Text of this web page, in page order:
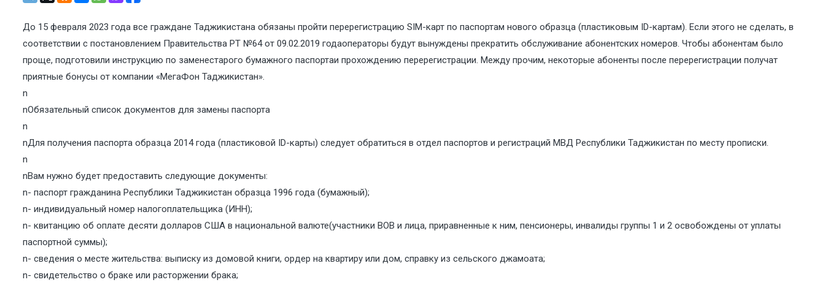
До 15 февраля 2023 года все граждане Таджикистана обязаны пройти перерегистрацию SIM-карт по паспортам нового образца (пластиковым ID-картам). Если этого не сделать, в
соответствии с постановлением Правительства РТ №64 от 09.02.2019 годаоператоры будут вынуждены прекратить обслуживание абонентских номеров. Чтобы абонентам было
проще, подготовили инструкцию по заменестарого бумажного паспортаи прохождению перерегистрации. Между прочим, некоторые абоненты после перерегистрации получат
приятные бонусы от компании «МегаФон Таджикистан».
n
nОбязательный список документов для замены паспорта
n
nДля получения паспорта образца 2014 года (пластиковой ID-карты) следует обратиться в отдел паспортов и регистраций МВД Республики Таджикистан по месту прописки.
n
nВам нужно будет предоставить следующие документы:
n- паспорт гражданина Республики Таджикистан образца 1996 года (бумажный);
n- индивидуальный номер налогоплательщика (ИНН);
n- квитанцию об оплате десяти долларов США в национальной валюте(участники ВОВ и лица, приравненные к ним, пенсионеры, инвалиды группы 1 и 2 освобождены от уплаты
паспортной суммы);
n- сведения о месте жительства: выписку из домовой книги, ордер на квартиру или дом, справку из сельского джамоата;
n- свидетельство о браке или расторжении брака;